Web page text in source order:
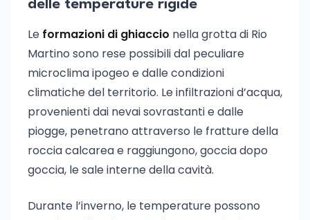
delle temperature rigide
Le formazioni di ghiaccio nella grotta di Rio
Martino sono rese possibili dal peculiare
microclima ipogeo e dalle condizioni
climatiche del territorio. Le infiltrazioni d’acqua,
provenienti dai nevai sovrastanti e dalle
piogge, penetrano attraverso le fratture della
roccia calcarea e raggiungono, goccia dopo
goccia, le sale interne della cavità.
Durante l’inverno, le temperature possono